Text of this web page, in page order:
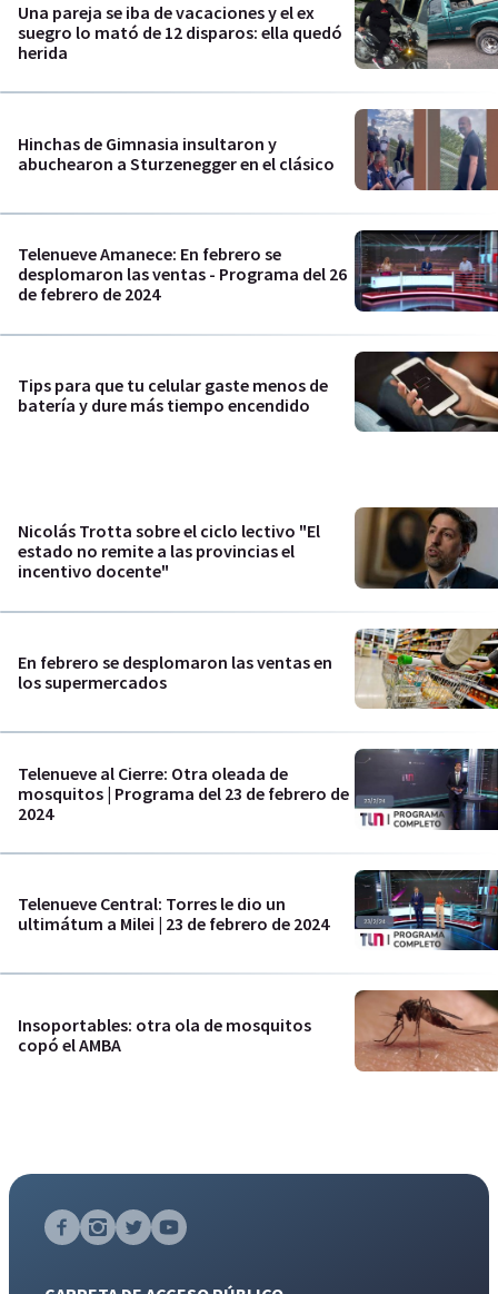
Una pareja se iba de vacaciones y el ex
suegro lo mató de 12 disparos: ella quedó
herida
Hinchas de Gimnasia insultaron y
abuchearon a Sturzenegger en el clásico
Telenueve Amanece: En febrero se
desplomaron las ventas - Programa del 26
de febrero de 2024
Tips para que tu celular gaste menos de
batería y dure más tiempo encendido
Nicolás Trotta sobre el ciclo lectivo "El
estado no remite a las provincias el
incentivo docente"
En febrero se desplomaron las ventas en
los supermercados
Telenueve al Cierre: Otra oleada de
mosquitos | Programa del 23 de febrero de
2024
Telenueve Central: Torres le dio un
ultimátum a Milei | 23 de febrero de 2024
Insoportables: otra ola de mosquitos
copó el AMBA